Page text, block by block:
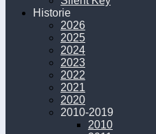
Historie
2026
2025
2024
2023
2022
2021
2020
2010-2019
2010